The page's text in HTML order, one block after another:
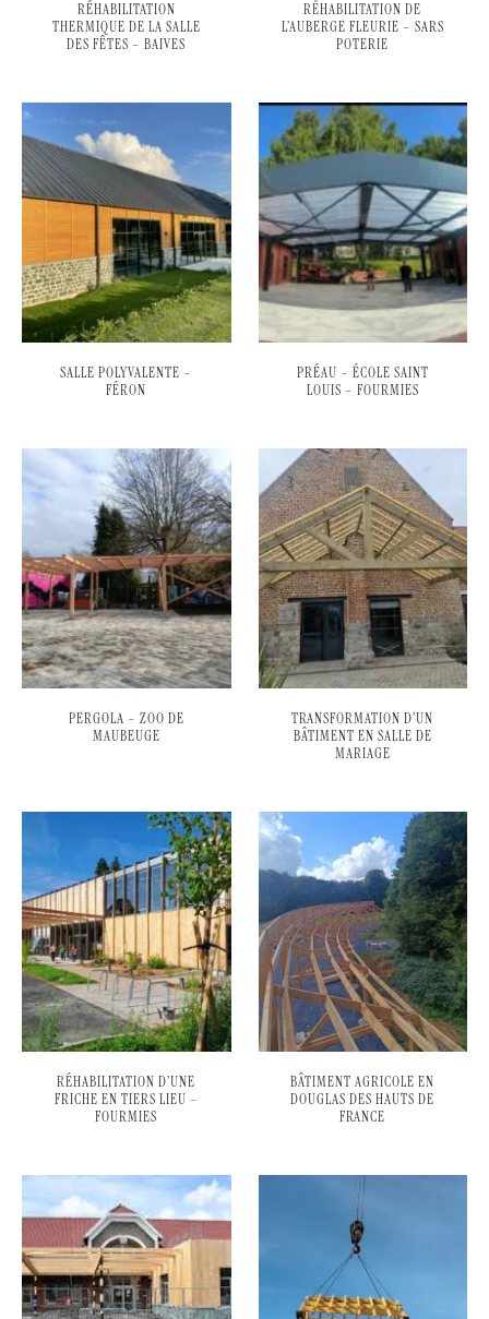
RÉHABILITATION
THERMIQUE DE LA SALLE
DES FÊTES – BAIVES
RÉHABILITATION DE
L’AUBERGE FLEURIE – SARS
POTERIE
SALLE POLYVALENTE –
FÉRON
PRÉAU – ÉCOLE SAINT
LOUIS – FOURMIES
PERGOLA – ZOO DE
MAUBEUGE
TRANSFORMATION D’UN
BÂTIMENT EN SALLE DE
MARIAGE
RÉHABILITATION D’UNE
FRICHE EN TIERS LIEU –
FOURMIES
BÂTIMENT AGRICOLE EN
DOUGLAS DES HAUTS DE
FRANCE